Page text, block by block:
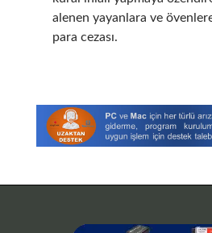
alenen yayanlara ve
para cezası.